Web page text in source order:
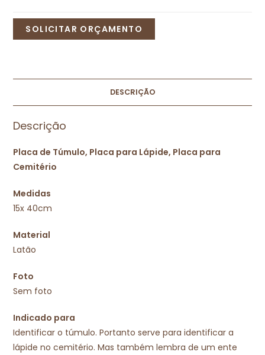
SOLICITAR ORÇAMENTO
DESCRIÇÃO
Descrição
Placa de Túmulo, Placa para Lápide, Placa para
Cemitério
Medidas
15x 40cm
Material
Latão
Foto
Sem foto
Indicado para
Identificar o túmulo. Portanto serve para identificar a
lápide no cemitério. Mas também lembra de um ente